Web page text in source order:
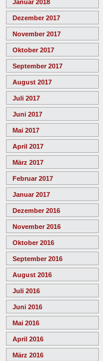
Januar 2018
Dezember 2017
November 2017
Oktober 2017
September 2017
August 2017
Juli 2017
Juni 2017
Mai 2017
April 2017
März 2017
Februar 2017
Januar 2017
Dezember 2016
November 2016
Oktober 2016
September 2016
August 2016
Juli 2016
Juni 2016
Mai 2016
April 2016
März 2016